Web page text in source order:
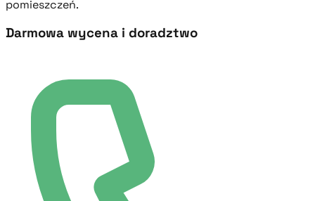
pomieszczeń.
Darmowa wycena i doradztwo